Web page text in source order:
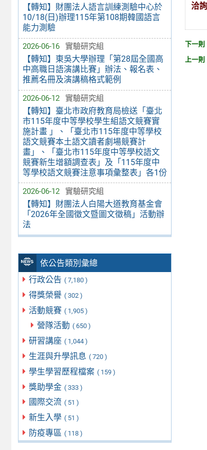
【轉知】財團法人語言訓練測驗中心於
10/18(日)辦理115年第108期韓國語言
能力測驗
2026-06-16 實驗研究組
【轉知】東吳大學辦理「第28屆全國高
中高職日語演講比賽」辦法、報名表、
推薦名冊及演講稿格式範例
2026-06-12 實驗研究組
【轉知】臺北市政府教育局檢送「臺北
市115年度中等學校學生組語文競賽實
施計畫 」、「臺北市115年度中等學校
語文競賽本土語文讀者劇場競賽計
畫」、「臺北市115年度中等學校語文
競賽新生增額調查表」及「115年度中
等學校語文競賽注意事項彙整表」各1份
2026-06-12 實驗研究組
【轉知】財團法人白陽大道教育基金會
「2026年全國徵文暨圖文徵稿」活動辦
法
依公告類別彙總
行政公告 ( 7,180 )
得獎榮譽 ( 302 )
活動競賽 ( 1,905 )
營隊活動 ( 650 )
研習講座 ( 1,044 )
生涯與升學訊息 ( 720 )
學生學習歷程檔案 ( 159 )
獎助學金 ( 333 )
國際交流 ( 51 )
新生入學 ( 51 )
防疫專區 ( 118 )
洽